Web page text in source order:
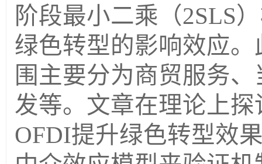
阶段最小二乘（2SLS
绿色转型的影响效应
围主要分为商贸服务
发等。文章在理论上
OFDI提升绿色转型效